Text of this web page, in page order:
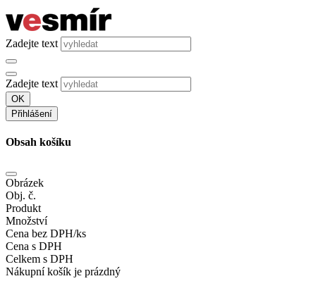
Zadejte text
Zadejte text
OK
Přihlášení
Obsah košíku
Obrázek
Obj. č.
Produkt
Množství
Cena bez DPH/ks
Cena s DPH
Celkem s DPH
Nákupní košík je prázdný